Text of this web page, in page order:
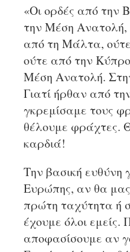
«Οι ορδές από την
την Μέση
από τη Μάλτα,
ούτε από την
Μέση Ανατολή.
Γιατί ήρθαν από
γκρεμίσαμε τους
θέλουμε φράχτες.
καρδιά!
Την βασική ευθύνη
Ευρώπης, αν θα
πρώτη ταχύτητα ή
έχουμε όλοι εμείς.
αποφασίσουμε αν